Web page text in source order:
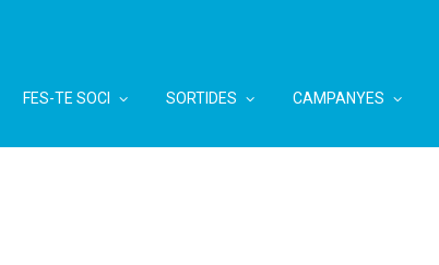
FES-TE SOCI SORTIDES CAMPANYES